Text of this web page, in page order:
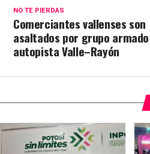
NO TE PIERDAS
Comerciantes vallenses son
asaltados por grupo
autopista Valle–Rayón